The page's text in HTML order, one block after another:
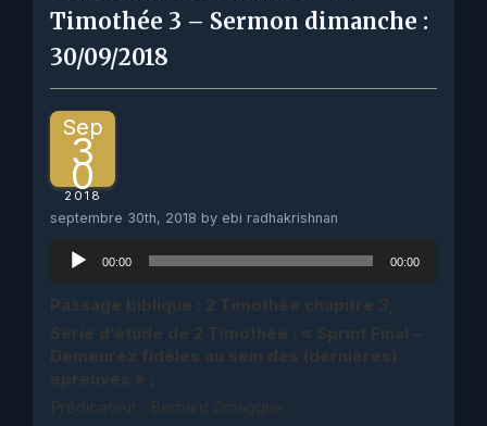
Timothée 3 – Sermon dimanche :
30/09/2018
Sep
3
0
2018
septembre 30th, 2018 by ebi radhakrishnan
Lecteur 00:00 00:00
Passage biblique : 2 Timothée chapitre 3;
Série d’étude de 2 Timothée : « Sprint Final –
Demeurez fidèles au sein des (dernières)
épreuves » ;
Prédicateur : Bernard Smagghe ;